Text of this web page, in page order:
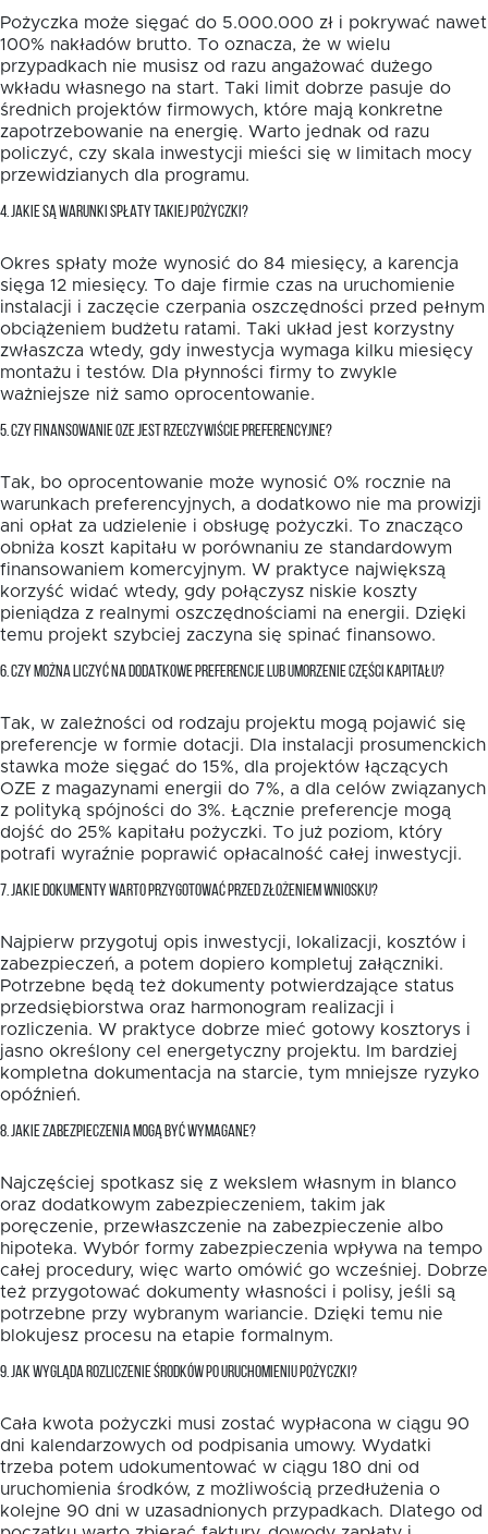
Pożyczka może sięgać do 5.000.000 zł i pokrywać nawet
100% nakładów brutto. To oznacza, że w wielu
przypadkach nie musisz od razu angażować dużego
wkładu własnego na start. Taki limit dobrze pasuje do
średnich projektów firmowych, które mają konkretne
zapotrzebowanie na energię. Warto jednak od razu
policzyć, czy skala inwestycji mieści się w limitach mocy
przewidzianych dla programu.
4. JAKIE SĄ WARUNKI SPŁATY TAKIEJ POŻYCZKI?
Okres spłaty może wynosić do 84 miesięcy, a karencja
sięga 12 miesięcy. To daje firmie czas na uruchomienie
instalacji i zaczęcie czerpania oszczędności przed pełnym
obciążeniem budżetu ratami. Taki układ jest korzystny
zwłaszcza wtedy, gdy inwestycja wymaga kilku miesięcy
montażu i testów. Dla płynności firmy to zwykle
ważniejsze niż samo oprocentowanie.
5. CZY FINANSOWANIE OZE JEST RZECZYWIŚCIE PREFERENCYJNE?
Tak, bo oprocentowanie może wynosić 0% rocznie na
warunkach preferencyjnych, a dodatkowo nie ma prowizji
ani opłat za udzielenie i obsługę pożyczki. To znacząco
obniża koszt kapitału w porównaniu ze standardowym
finansowaniem komercyjnym. W praktyce największą
korzyść widać wtedy, gdy połączysz niskie koszty
pieniądza z realnymi oszczędnościami na energii. Dzięki
temu projekt szybciej zaczyna się spinać finansowo.
6. CZY MOŻNA LICZYĆ NA DODATKOWE PREFERENCJE LUB UMORZENIE CZĘŚCI KAPITAŁU?
Tak, w zależności od rodzaju projektu mogą pojawić się
preferencje w formie dotacji. Dla instalacji prosumenckich
stawka może sięgać do 15%, dla projektów łączących
OZE z magazynami energii do 7%, a dla celów związanych
z polityką spójności do 3%. Łącznie preferencje mogą
dojść do 25% kapitału pożyczki. To już poziom, który
potrafi wyraźnie poprawić opłacalność całej inwestycji.
7. JAKIE DOKUMENTY WARTO PRZYGOTOWAĆ PRZED ZŁOŻENIEM WNIOSKU?
Najpierw przygotuj opis inwestycji, lokalizacji, kosztów i
zabezpieczeń, a potem dopiero kompletuj załączniki.
Potrzebne będą też dokumenty potwierdzające status
przedsiębiorstwa oraz harmonogram realizacji i
rozliczenia. W praktyce dobrze mieć gotowy kosztorys i
jasno określony cel energetyczny projektu. Im bardziej
kompletna dokumentacja na starcie, tym mniejsze ryzyko
opóźnień.
8. JAKIE ZABEZPIECZENIA MOGĄ BYĆ WYMAGANE?
Najczęściej spotkasz się z wekslem własnym in blanco
oraz dodatkowym zabezpieczeniem, takim jak
poręczenie, przewłaszczenie na zabezpieczenie albo
hipoteka. Wybór formy zabezpieczenia wpływa na tempo
całej procedury, więc warto omówić go wcześniej. Dobrze
też przygotować dokumenty własności i polisy, jeśli są
potrzebne przy wybranym wariancie. Dzięki temu nie
blokujesz procesu na etapie formalnym.
9. JAK WYGLĄDA ROZLICZENIE ŚRODKÓW PO URUCHOMIENIU POŻYCZKI?
Cała kwota pożyczki musi zostać wypłacona w ciągu 90
dni kalendarzowych od podpisania umowy. Wydatki
trzeba potem udokumentować w ciągu 180 dni od
uruchomienia środków, z możliwością przedłużenia o
kolejne 90 dni w uzasadnionych przypadkach. Dlatego od